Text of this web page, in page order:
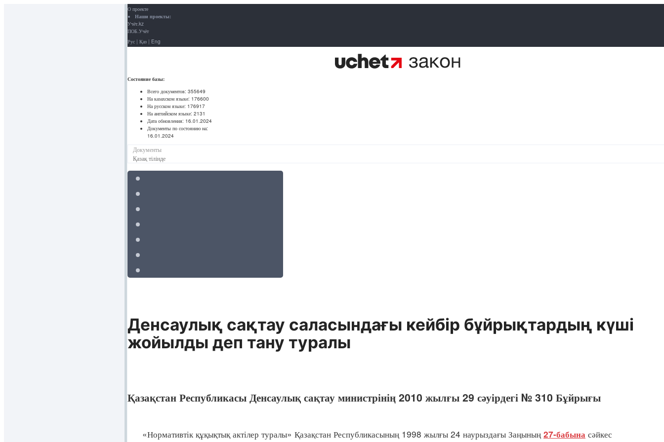
О проекте
Наши проекты:
Учёт.kz
ПОБ.Учёт
Рус | Қаз | Eng
Состояние базы:
Всего документов: 355649
На казахском языке: 176600
На русском языке: 176917
На английском языке: 2131
Дата обновления: 16.01.2024
Документы по состоянию на:
16.01.2024
Документы
Қазақ тілінде
Денсаулық сақтау саласындағы кейбір бұйрықтардың күші
жойылды деп тану туралы
Қазақстан Республикасы Денсаулық сақтау министрінің 2010 жылғы 29 сәуірдегі № 310 Бұйрығы
«Нормативтік құқықтық актілер туралы» Қазақстан Республикасының 1998 жылғы 24 наурыздағы Заңының 27-бабына сәйкес